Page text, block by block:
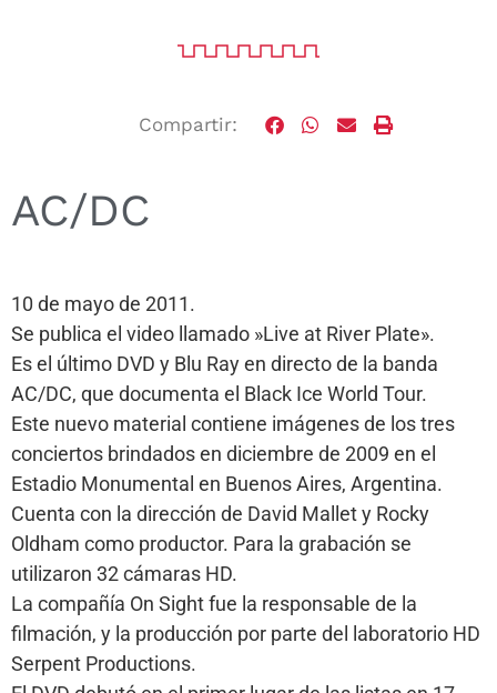
Compartir:
AC/DC
10 de mayo de 2011.
Se publica el video llamado »Live at River Plate».
Es el último DVD y Blu Ray en directo de la banda
AC/DC, que documenta el Black Ice World Tour.
Este nuevo material contiene imágenes de los tres
conciertos brindados en diciembre de 2009 en el
Estadio Monumental en Buenos Aires, Argentina.
Cuenta con la dirección de David Mallet y Rocky
Oldham como productor. Para la grabación se
utilizaron 32 cámaras HD.
La compañía On Sight fue la responsable de la
filmación, y la producción por parte del laboratorio HD
Serpent Productions.